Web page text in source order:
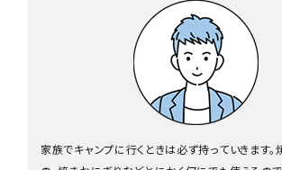
家族でキャンプに行くときは必ず持っていきます